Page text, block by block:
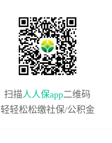
扫描人人保app二维码
轻轻松松缴社保/公积金